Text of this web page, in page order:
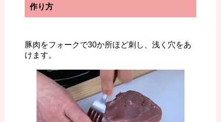
作り方
豚肉をフォークで30か所ほど刺し、浅く穴をあ
けます。